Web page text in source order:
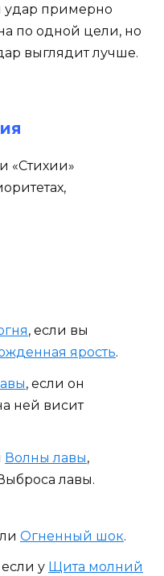
удар примерно
по одной цели, но
выглядит лучше.
«Стихии»
, если вы
ярость.
, если он
ней висит
Волны лавы,
лавы.
Огненный шок.
если у Щита молний